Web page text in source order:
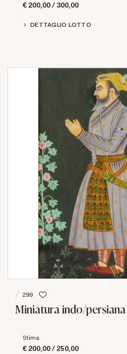
€ 200,00 / 300,00
DETTAGLIO LOTTO
299
Miniatura indo/persiana
Stima
€ 200,00 / 250,00